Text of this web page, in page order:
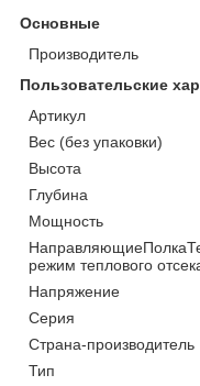
Основные
Производитель
Пользовательские
Артикул
Вес (без упаковки)
Высота
Глубина
Мощность
режим теплового
Напряжение
Серия
Страна-производитель
Тип